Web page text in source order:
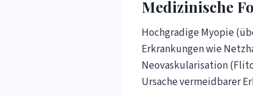
Medizinische
Hochgradige Myopie
Erkrankungen wie
Neovaskularisation
Ursache vermeidbarer